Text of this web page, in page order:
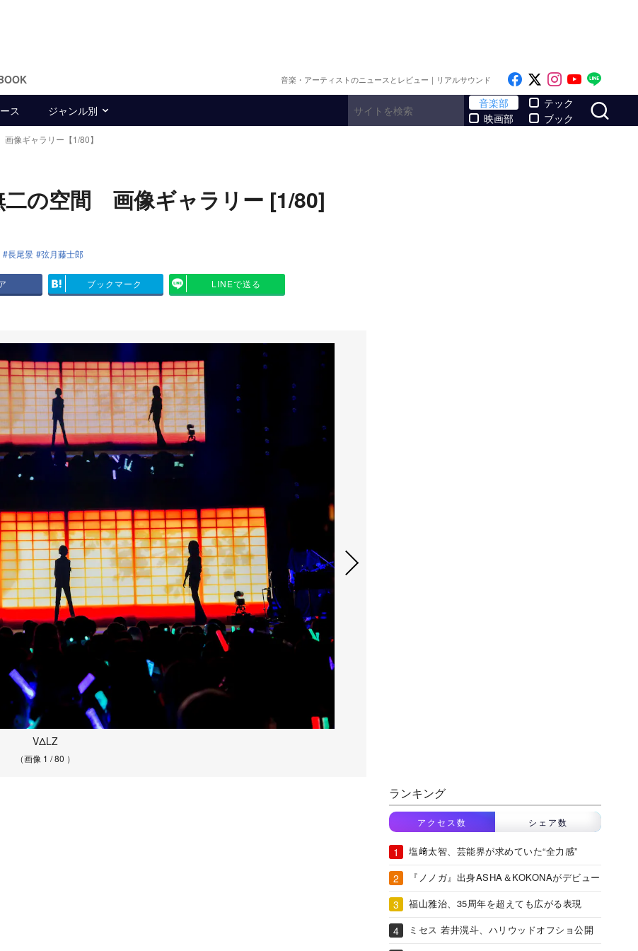
音楽・アーティストのニュースとレビュー｜リアルサウンド Like on Facebook
Follow on x
Follow on
Follow
ス ジャンル別
音楽部
映画部
テック
ブック
画像ギャラリー【1/80】
の空間 画像ギャラリー [1/80]
長尾景 弦月藤士郎
ブックマーク LINEで送る
VΔLZ
（画像 1 / 80 ）
ランキング
アクセス数 シェア数
塩﨑太智、芸能界が求めていた“全力感”
『ノノガ』出身ASHA＆KOKONAがデビュー
福山雅治、35周年を超えても広がる表現
ミセス 若井滉斗、ハリウッドオフショ公開